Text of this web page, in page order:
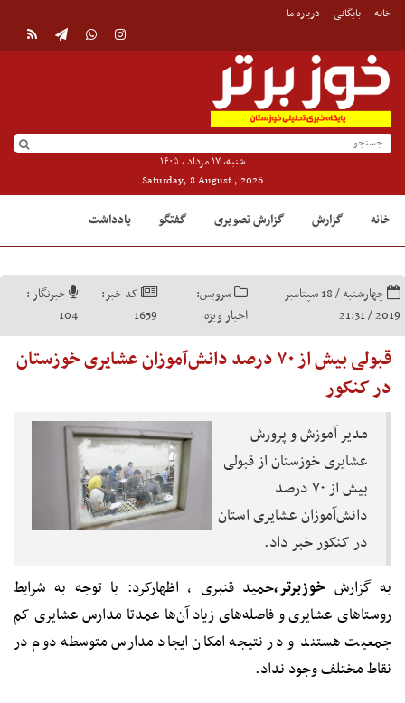
خانه بایگانی درباره ما
شنبه, ۱۷ مرداد , ۱۴۰۵
Saturday, 8 August , 2026
خانه گزارش گزارش تصویری گفتگو یادداشت
چهارشنبه / 18 سپتامبر
2019 / 21:31
سرویس:
اخبار ویژه
کد خبر:
1659
خبرنگار :
104
قبولی بیش از ۷۰ درصد دانش‌آموزان عشایری خوزستان
در کنکور
مدیر آموزش و پرورش
عشایری خوزستان از قبولی
بیش از ۷۰ درصد
دانش‌آموزان عشایری استان
در کنکور خبر داد.
به گزارش خوزبرتر،حمید قنبری ، اظهارکرد: با توجه به شرایط
روستاهای عشایری و فاصله‌های زیاد آن‌ها عمدتا مدارس عشایری کم
جمعیت هستند و در نتیجه امکان ایجاد مدارس متوسطه دوم در
نقاط مختلف وجود نداد.